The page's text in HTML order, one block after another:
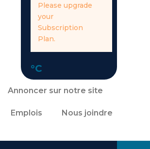
Please upgrade
your
Subscription
Plan.
°C
Annoncer sur notre site
Emplois Nous joindre